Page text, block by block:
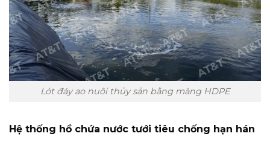
Lót đáy ao nuôi thủy sản bằng màng HDPE
Hệ thống hồ chứa nước tưới tiêu chống hạn hán